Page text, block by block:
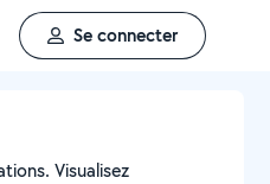
Se connecter
Visualisez